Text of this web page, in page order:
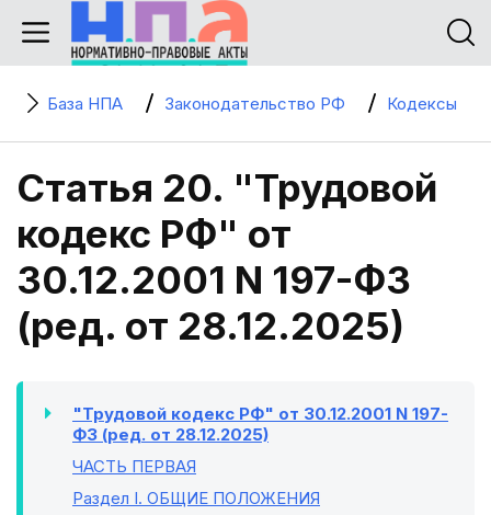
База НПА Законодательство РФ Кодексы
Статья 20. "Трудовой
кодекс РФ" от
30.12.2001 N 197-ФЗ
(ред. от 28.12.2025)
"Трудовой кодекс РФ" от 30.12.2001 N 197-
ФЗ (ред. от 28.12.2025)
ЧАСТЬ ПЕРВАЯ
Раздел I. ОБЩИЕ ПОЛОЖЕНИЯ